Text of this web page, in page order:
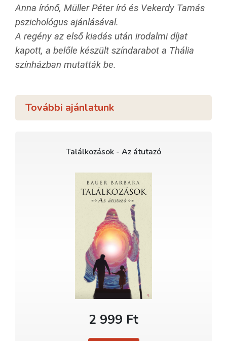
Anna írónő, Müller Péter író és Vekerdy Tamás
pszichológus ajánlásával.
A regény az első kiadás után irodalmi díjat
kapott, a belőle készült színdarabot a Thália
színházban mutatták be.
További ajánlatunk
Találkozások - Az átutazó
2 999 Ft